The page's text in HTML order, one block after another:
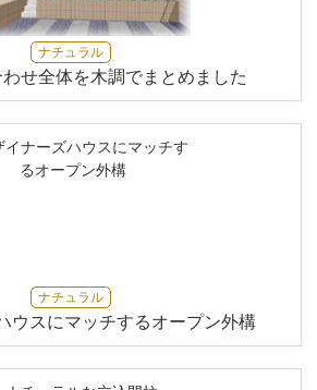
ナチュラル
せ全体を木調でまとめました
ナチュラル
ウスにマッチするオープン外構